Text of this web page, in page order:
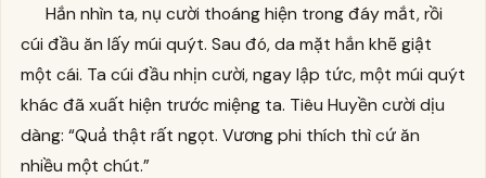
Hắn nhìn ta, nụ cười thoáng hiện trong đáy mắt, rồi
cúi đầu ăn lấy múi quýt. Sau đó, da mặt hắn khẽ giật
một cái. Ta cúi đầu nhịn cười, ngay lập tức, một múi quýt
khác đã xuất hiện trước miệng ta. Tiêu Huyền cười dịu
dàng: “Quả thật rất ngọt. Vương phi thích thì cứ ăn
nhiều một chút.”